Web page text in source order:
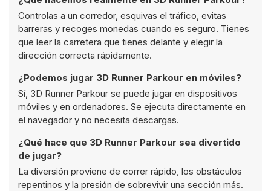
Controlas a un corredor, esquivas el tráfico, evitas
barreras y recoges monedas cuando es seguro. Tienes
que leer la carretera que tienes delante y elegir la
dirección correcta rápidamente.
¿Podemos jugar 3D Runner Parkour en móviles?
Sí, 3D Runner Parkour se puede jugar en dispositivos
móviles y en ordenadores. Se ejecuta directamente en
el navegador y no necesita descargas.
¿Qué hace que 3D Runner Parkour sea divertido
de jugar?
La diversión proviene de correr rápido, los obstáculos
repentinos y la presión de sobrevivir una sección más.